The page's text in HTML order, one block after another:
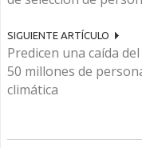
SIGUIENTE ARTÍCULO
Predicen una caída
50 millones de
climática